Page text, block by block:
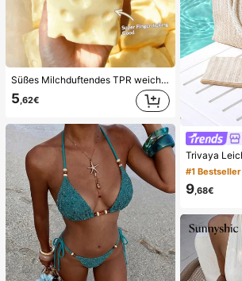
Süßes Milchduftendes TPR weiches quetschbares Dumpling-förmiges Stressabbau-Spielzeug, 5cm niedliches lustiges Quetsch-Stressabbau-Ornament, modisches praktisches Geschenk, geeignet für Geburtstag, Ostern, Halloween, Weihnachten und verschiedene Partygeschenke, stimmungsaufhellend
5,62€
#1 Bestseller
9,68€